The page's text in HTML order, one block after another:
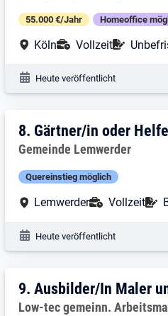
55.000 €/Jahr Homeoffice
Arbeitsort:
Köln Anstellungsart:
Vollzeit
Veröffentlichungsdatum:
Heute veröffentlicht
8. Ergebnis:
8. Gärtner/in oder
Arbeitgeber:
Gemeinde Lemwerder
Quereinstieg möglich
Arbeitsort:
Lemwerder Vollzeit
Veröffentlichungsdatum:
Heute veröffentlicht
9. Ergebnis:
9.Ausbilder/In Maler
Arbeitgeber:
Low-tec gemeinn.